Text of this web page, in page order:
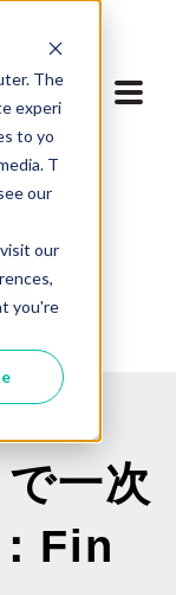
The
experi
to yo
T
our
our
you're
一次
Fin